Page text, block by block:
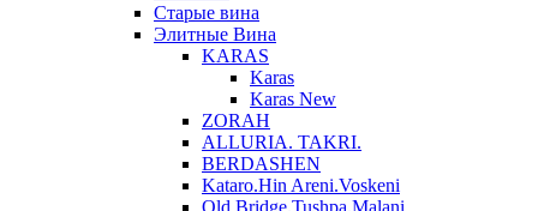
Старые вина
Элитные Вина
KARAS
Karas
Karas New
ZORAH
ALLURIA. TAKRI.
BERDASHEN
Kataro.Hin Areni.Voskeni
Old Bridge.Tushpa.Malani